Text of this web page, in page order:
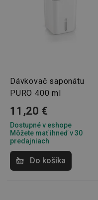
Dávkovač saponátu
PURO 400 ml
11,20 €
Dostupné v eshope
Môžete mať ihneď v 30
predajniach
Do košíka